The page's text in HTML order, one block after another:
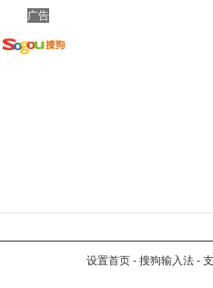
广告
设置首页 - 搜狗输入法 -